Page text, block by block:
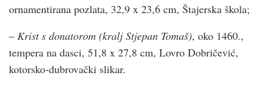
ornamentirana pozlata, 32,9 x 23,6 cm, Štajerska škola; ­
– Krist s donatorom (kralj Stjepan Tomaš), oko 1460.,
tempera na dasci, 51,8 x 27,8 cm, Lovro Dobričević,
kotorsko-dubrovački slikar.